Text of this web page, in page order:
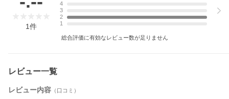
1件
4
3
2
1
総合評価に有効なレビュー数が足りません
レビュー一覧
レビュー内容 （口コミ）